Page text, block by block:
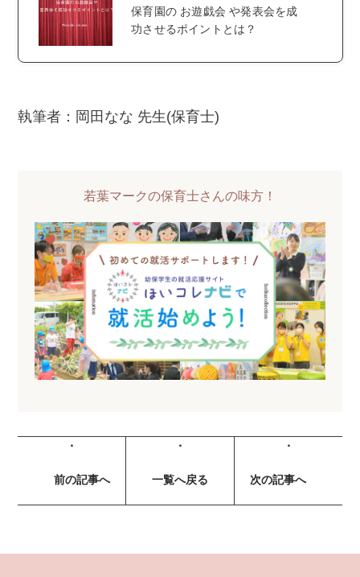
保育園の お遊戯会 や発表会を成
功させるポイントとは？
執筆者：岡田なな 先生(保育士)
若葉マークの保育士さんの味方！
前の記事へ 一覧へ戻る 次の記事へ